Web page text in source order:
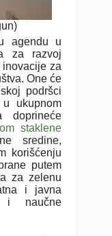
agendu u
za razvoj
za
One će
podršci
ukupnom
staklene
sredine,
korišćenju
putem
za zelenu
i javna
i naučne